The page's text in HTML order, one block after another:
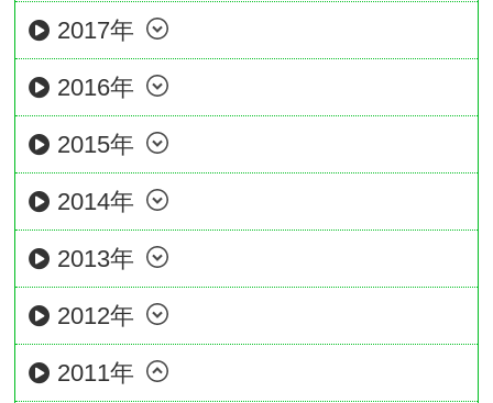
2017年
2016年
2015年
2014年
2013年
2012年
2011年